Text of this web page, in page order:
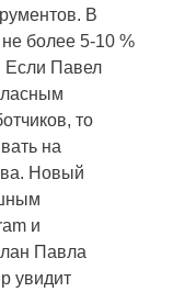
В
более 5-10 %
Если Павел
то
на
Новый
и
Павла
увидит